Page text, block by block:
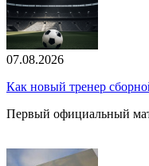
07.08.2026
Как новый тренер
Первый официальный